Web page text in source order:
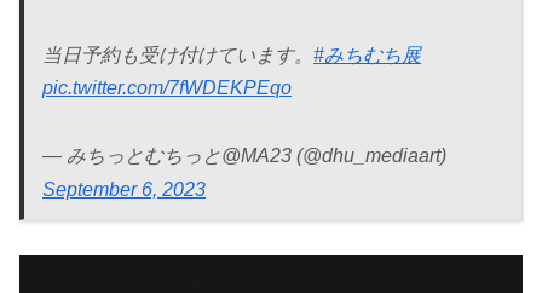
当日予約も受け付けています。 #みちむち展
pic.twitter.com/7fWDEKPEqo
— みちっとむちっと@MA23 (@dhu_mediaart)
September 6, 2023